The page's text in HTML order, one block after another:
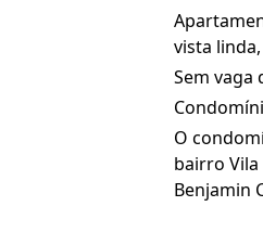
vista
Sem vaga
O
bairro Vila
Benjamin